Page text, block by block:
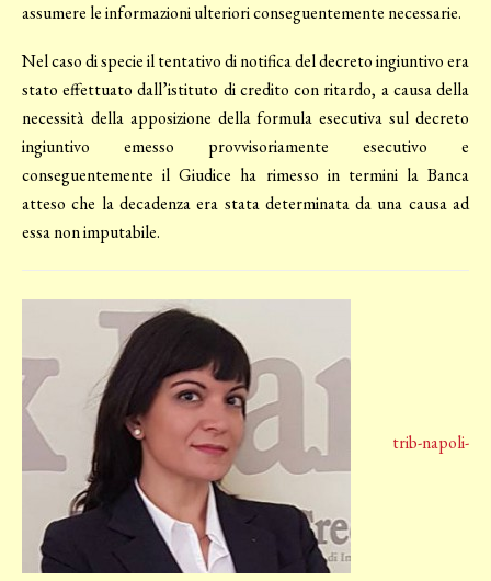
assumere le informazioni ulteriori conseguentemente necessarie.
Nel caso di specie il tentativo di notifica del decreto ingiuntivo era
stato effettuato dall’istituto di credito con ritardo, a causa della
necessità della apposizione della formula esecutiva sul decreto
ingiuntivo emesso provvisoriamente esecutivo e
conseguentemente il Giudice ha rimesso in termini la Banca
atteso che la decadenza era stata determinata da una causa ad
essa non imputabile.
trib-napoli-